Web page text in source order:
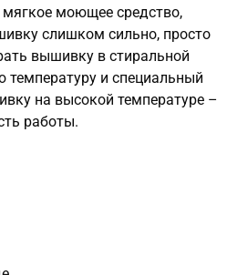
моющее средство,
слишком сильно, просто
вышивку в стиральной
и специальный
на высокой температуре –
работы.